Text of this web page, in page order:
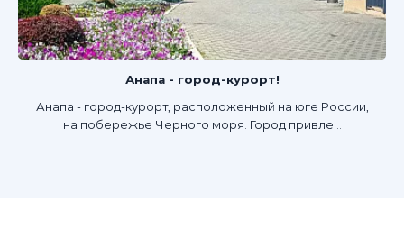
Анапа - город-курорт!
Анапа - город-курорт, расположенный на юге России,
на побережье Черного моря. Город привле...